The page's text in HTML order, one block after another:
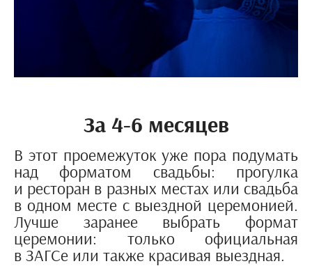
За 4-6 месяцев
В этот проемежуток уже пора подумать
над форматом свадьбы: прогулка
и ресторан в разных местах или свадьба
в одном месте с выездной церемонией.
Лучше заранее выбрать формат
церемонии: только официальная
в ЗАГСе или также красивая выездная.